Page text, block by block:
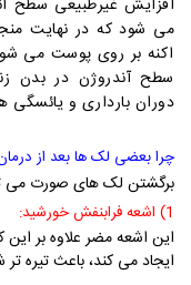
افزایش غیرطبیعی سطح
می شود که در نهایت
اکنه بر روی پوست می
سطح آندروژن در بدن
دوران بارداری و یائسگی
چرا بعضی لک ها بعد از
برگشتن لک های صورت می
1) اشعه فرابنفش خورشید:
این اشعه مضر علاوه بر
ایجاد می کند، باعث تیره